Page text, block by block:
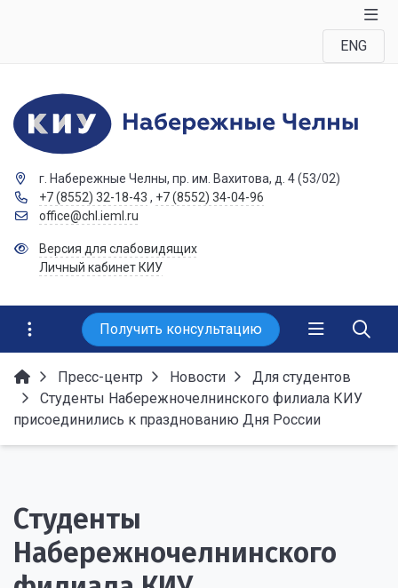
ENG
г. Набережные Челны, пр. им. Вахитова, д. 4 (53/02)
+7 (8552) 32-18-43 , +7 (8552) 34-04-96
office@chl.ieml.ru
Версия для слабовидящих
Личный кабинет КИУ
Получить консультацию
Пресс-центр Новости
Для студентов
Студенты Набережночелнинского филиала КИУ
присоединились к празднованию Дня России
Студенты
Набережночелнинского